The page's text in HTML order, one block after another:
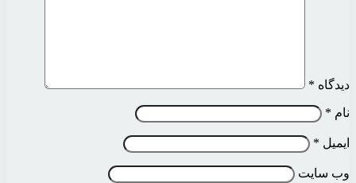
دیدگاه *
نام *
ایمیل *
وب‌ سایت